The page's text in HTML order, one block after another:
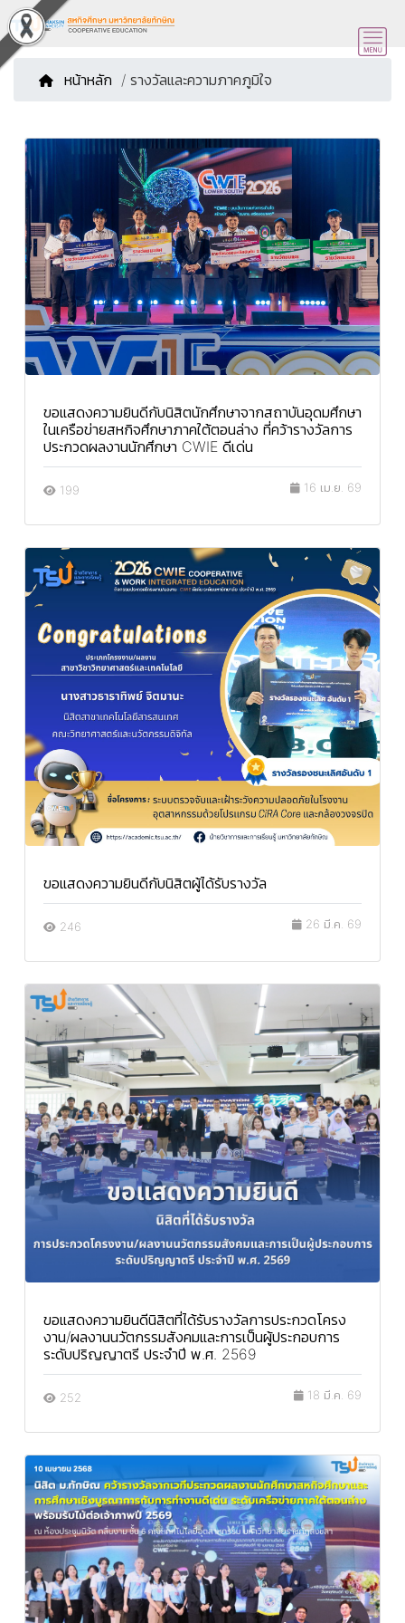
หน้าหลัก / รางวัลและความภาคภูมิใจ
ขอแสดงความยินดีกับนิสิตนักศึกษาจากสถาบันอุดมศึกษา
ในเครือข่ายสหกิจศึกษาภาคใต้ตอนล่าง ที่คว้ารางวัลการ
ประกวดผลงานนักศึกษา CWIE ดีเด่น
199 16 เม.ย. 69
ขอแสดงความยินดีกับนิสิตผู้ได้รับรางวัล
246 26 มี.ค. 69
ขอแสดงความยินดีนิสิตที่ได้รับรางวัลการประกวดโครง
งาน/ผลงานนวัตกรรมสังคมและการเป็นผู้ประกอบการ
ระดับปริญญาตรี ประจำปี พ.ศ. 2569
252 18 มี.ค. 69